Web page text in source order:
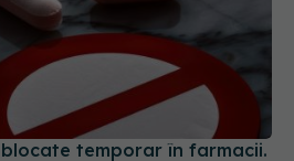
blocate temporar în farmacii.
ce a luat măsura